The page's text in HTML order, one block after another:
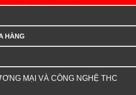
HÀNG
MẠI VÀ CÔNG NGHỆ THC